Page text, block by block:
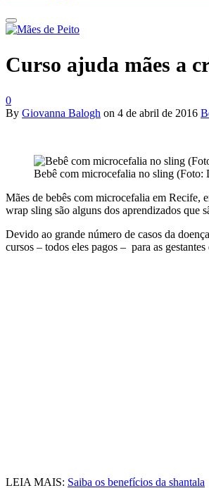
Curso ajuda mães a
0
By Giovanna Balogh on 4 de abril de 2016
Bebê com microcefalia no sling (Foto:
Mães de bebês com microcefalia em Recife,
wrap sling são alguns dos aprendizados que
Devido ao grande número de casos da
cursos – todos eles pagos – para as
LEIA MAIS: Saiba os benefícios da shantala